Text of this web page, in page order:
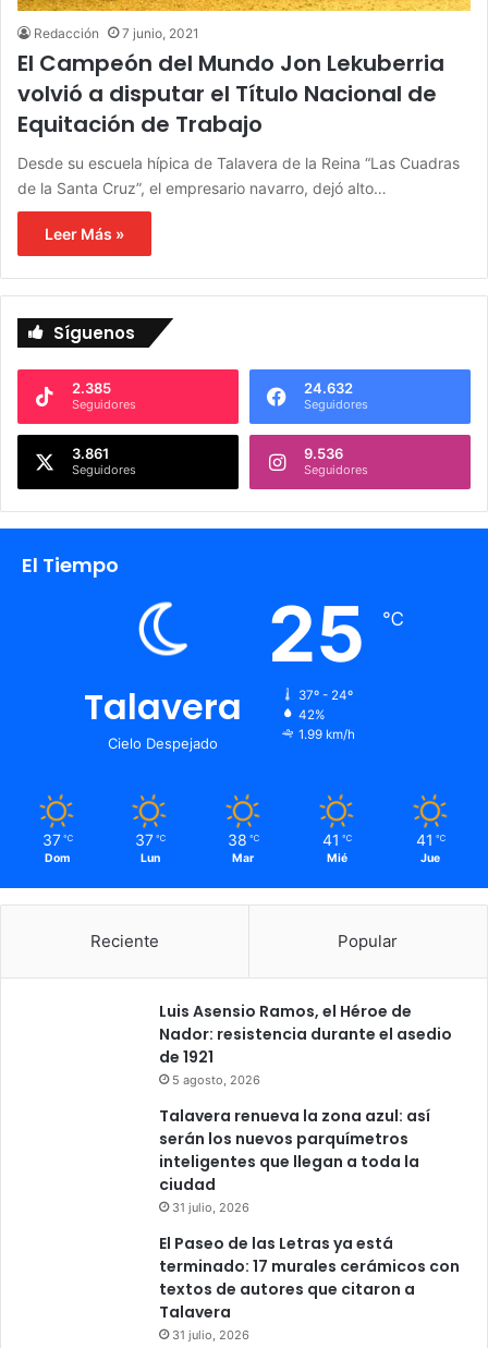
Redacción 7 junio, 2021
El Campeón del Mundo Jon Lekuberria
volvió a disputar el Título Nacional de
Equitación de Trabajo
Desde su escuela hípica de Talavera de la Reina “Las Cuadras
de la Santa Cruz”, el empresario navarro, dejó alto…
Leer Más »
Síguenos
2.385
Seguidores
24.632
Seguidores
3.861
Seguidores
9.536
Seguidores
El Tiempo
Talavera
Cielo Despejado
25 ℃
37º - 24º
42%
1.99 km/h
37 ℃
Dom
37 ℃
Lun
38 ℃
Mar
41 ℃
Mié
41 ℃
Jue
Reciente Popular
Luis Asensio Ramos, el Héroe de
Nador: resistencia durante el asedio
de 1921
5 agosto, 2026
Talavera renueva la zona azul: así
serán los nuevos parquímetros
inteligentes que llegan a toda la
ciudad
31 julio, 2026
El Paseo de las Letras ya está
terminado: 17 murales cerámicos con
textos de autores que citaron a
Talavera
31 julio, 2026